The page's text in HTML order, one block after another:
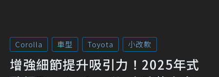
Corolla 車型 Toyota 小改款
增強細節提升吸引力！2025年式